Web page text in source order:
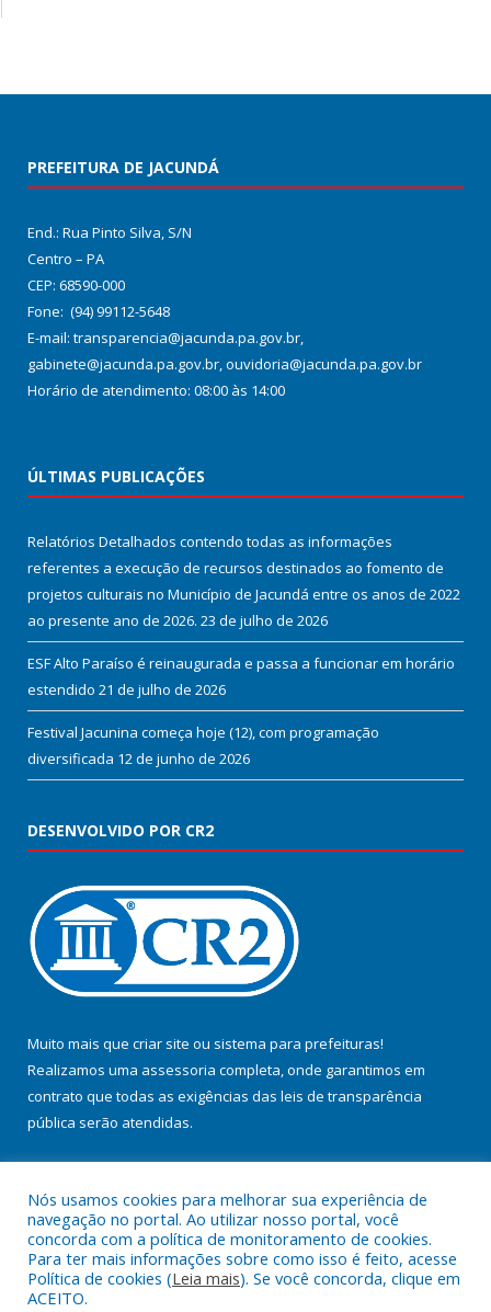
PREFEITURA DE JACUNDÁ
End.: Rua Pinto Silva, S/N
Centro – PA
CEP: 68590-000
Fone: (94) 99112-5648
E-mail: transparencia@jacunda.pa.gov.br,
gabinete@jacunda.pa.gov.br, ouvidoria@jacunda.pa.gov.br
Horário de atendimento: 08:00 às 14:00
ÚLTIMAS PUBLICAÇÕES
Relatórios Detalhados contendo todas as informações
referentes a execução de recursos destinados ao fomento de
projetos culturais no Município de Jacundá entre os anos de 2022
ao presente ano de 2026. 23 de julho de 2026
ESF Alto Paraíso é reinaugurada e passa a funcionar em horário
estendido 21 de julho de 2026
Festival Jacunina começa hoje (12), com programação
diversificada 12 de junho de 2026
DESENVOLVIDO POR CR2
Muito mais que criar site ou sistema para prefeituras!
Realizamos uma assessoria completa, onde garantimos em
contrato que todas as exigências das leis de transparência
pública serão atendidas.
Todos os direitos reservados a Prefeitura Municipal de Jacundá.
Nós usamos cookies para melhorar sua experiência de
navegação no portal. Ao utilizar nosso portal, você
concorda com a política de monitoramento de cookies.
Para ter mais informações sobre como isso é feito, acesse
Política de cookies (Leia mais). Se você concorda, clique em
ACEITO.